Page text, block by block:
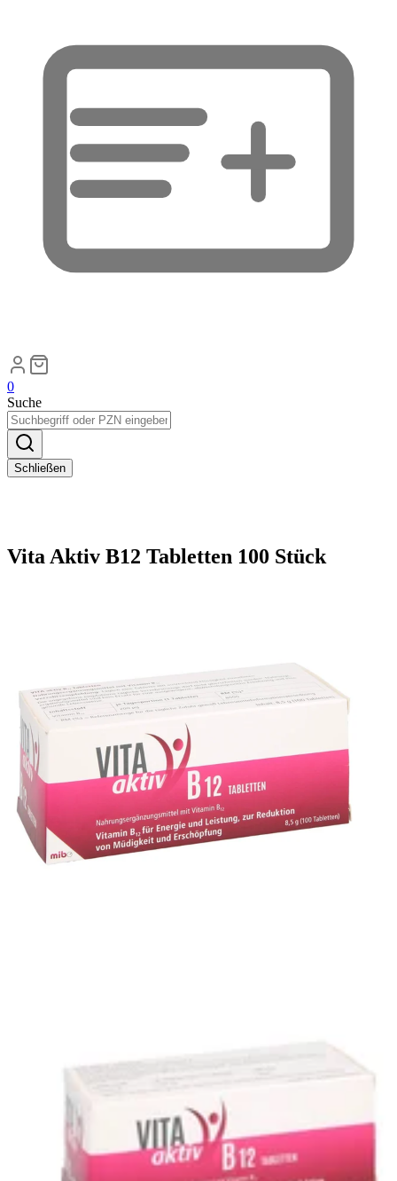
0
Suche
Schließen
Vita Aktiv B12 Tabletten 100 Stück